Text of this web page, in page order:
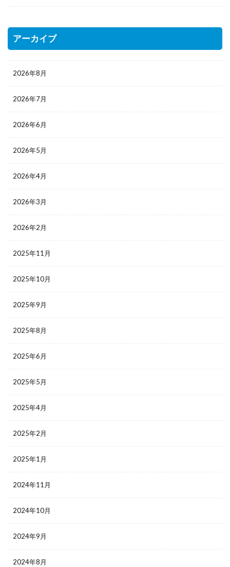
アーカイブ
2026年8月
2026年7月
2026年6月
2026年5月
2026年4月
2026年3月
2026年2月
2025年11月
2025年10月
2025年9月
2025年8月
2025年6月
2025年5月
2025年4月
2025年2月
2025年1月
2024年11月
2024年10月
2024年9月
2024年8月